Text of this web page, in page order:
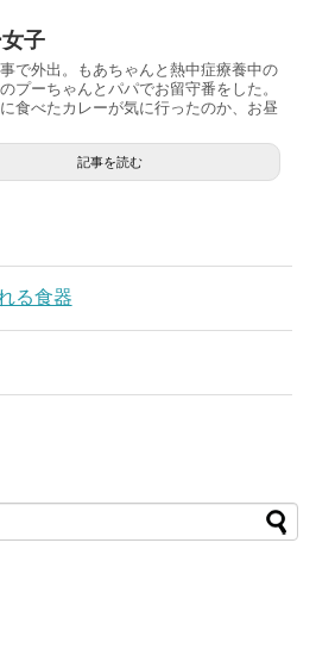
子
で外出。もあちゃんと熱中症療養中の
プーちゃんとパパでお留守番をした。
食べたカレーが気に行ったのか、お昼
記事を読む
る食器